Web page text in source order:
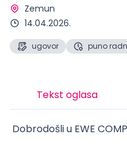
Zemun
14.04.2026.
ugovor puno
Tekst oglasa
Dobrodošli u EWE